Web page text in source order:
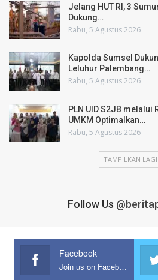
Jelang HUT RI, 3
Dukung…
Rabu, 5 Agustus 2026
Kapolda Sumsel
Leluhur Palembang…
Rabu, 5 Agustus 2026
PLN UID S2JB melalui
UMKM Optimalkan…
Rabu, 5 Agustus 2026
TAMPILKAN LAGI
Follow Us
Facebook
Join us on Facebook